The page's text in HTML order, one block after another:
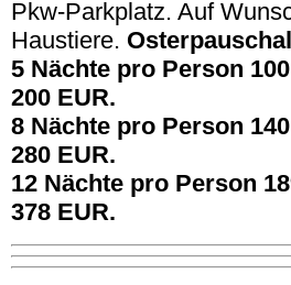
Pkw-Parkplatz. Auf
Haustiere.
5 Nächte pro Person
200 EUR.
8 Nächte pro Person
280 EUR.
12 Nächte pro Person
378 EUR.